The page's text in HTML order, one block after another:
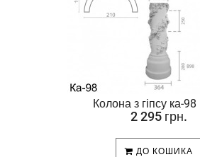
Колона з гіпсу ка-
2 295 грн.
ДО КОШИКА